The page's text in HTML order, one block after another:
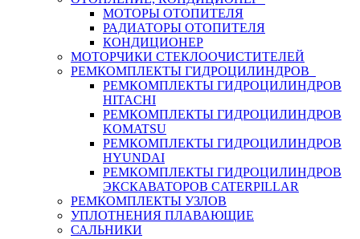
МОТОРЫ ОТОПИТЕЛЯ
РАДИАТОРЫ ОТОПИТЕЛЯ
КОНДИЦИОНЕР
МОТОРЧИКИ СТЕКЛООЧИСТИТЕЛЕЙ
РЕМКОМПЛЕКТЫ ГИДРОЦИЛИНДРОВ
РЕМКОМПЛЕКТЫ ГИДРОЦИЛИНДРОВ
HITACHI
РЕМКОМПЛЕКТЫ ГИДРОЦИЛИНДРОВ
KOMATSU
РЕМКОМПЛЕКТЫ ГИДРОЦИЛИНДРОВ
HYUNDAI
РЕМКОМПЛЕКТЫ ГИДРОЦИЛИНДРОВ
ЭКСКАВАТОРОВ CATERPILLAR
РЕМКОМПЛЕКТЫ УЗЛОВ
УПЛОТНЕНИЯ ПЛАВАЮЩИЕ
САЛЬНИКИ